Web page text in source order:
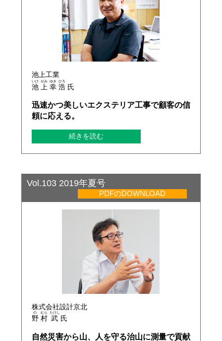
池上工業
池
いけ
上
がみ
幸
ゆき
浩
ひろ
氏
迅速かつ美しいエクステリア工事で顧客の信
頼に応える。
続きを読む
Vol.103 2019年夏号
PDFのDOWNLOAD
株式会社設計京北
野
の
村
むら
武
たけし
氏
自然災害から山、人を守る治山に測量で貢献